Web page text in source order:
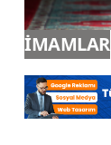
İMAMLAR